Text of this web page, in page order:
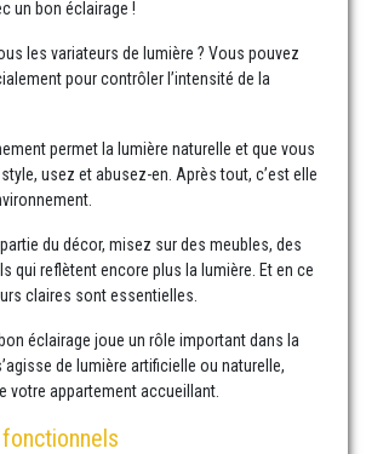
un bon éclairage !
les variateurs de lumière ? Vous pouvez
pour contrôler l’intensité de la
permet la lumière naturelle et que vous
usez et abusez-en. Après tout, c’est elle
du décor, misez sur des meubles, des
qui reflètent encore plus la lumière. Et en ce
claires sont essentielles.
éclairage joue un rôle important dans la
de lumière artificielle ou naturelle,
votre appartement accueillant.